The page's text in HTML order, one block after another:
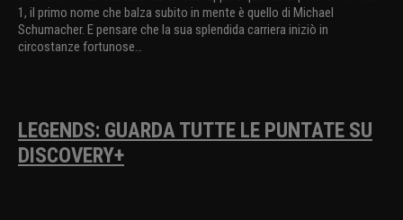
1, il primo nome che balza subito in mente è quello di Michael
Schumacher. E pensare che la sua splendida carriera iniziò in
circostanze fortunose…
LEGENDS: GUARDA TUTTE LE PUNTATE SU
DISCOVERY+